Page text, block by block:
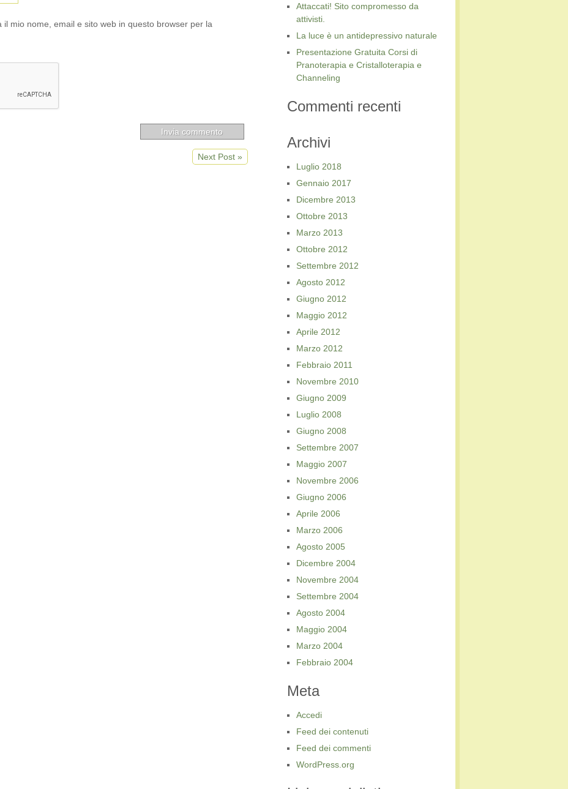
il mio nome, email e sito web in questo browser per la
Next Post »
Attaccati! Sito compromesso da
attivisti.
La luce è un antidepressivo naturale
Presentazione Gratuita Corsi di
Pranoterapia e Cristalloterapia e
Channeling
Commenti recenti
Archivi
Luglio 2018
Gennaio 2017
Dicembre 2013
Ottobre 2013
Marzo 2013
Ottobre 2012
Settembre 2012
Agosto 2012
Giugno 2012
Maggio 2012
Aprile 2012
Marzo 2012
Febbraio 2011
Novembre 2010
Giugno 2009
Luglio 2008
Giugno 2008
Settembre 2007
Maggio 2007
Novembre 2006
Giugno 2006
Aprile 2006
Marzo 2006
Agosto 2005
Dicembre 2004
Novembre 2004
Settembre 2004
Agosto 2004
Maggio 2004
Marzo 2004
Febbraio 2004
Meta
Accedi
Feed dei contenuti
Feed dei commenti
WordPress.org